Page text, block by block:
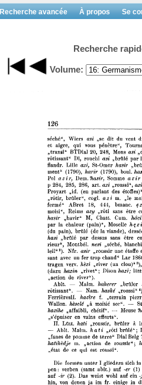
Recherche avancée À propos Se
Recherche
Volume: